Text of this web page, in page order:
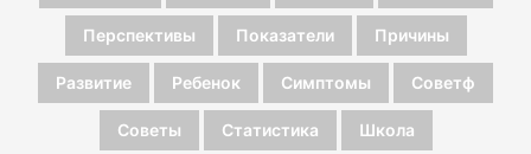
Перспективы Показатели Причины
Развитие Ребенок Симптомы Советф
Советы Статистика Школа